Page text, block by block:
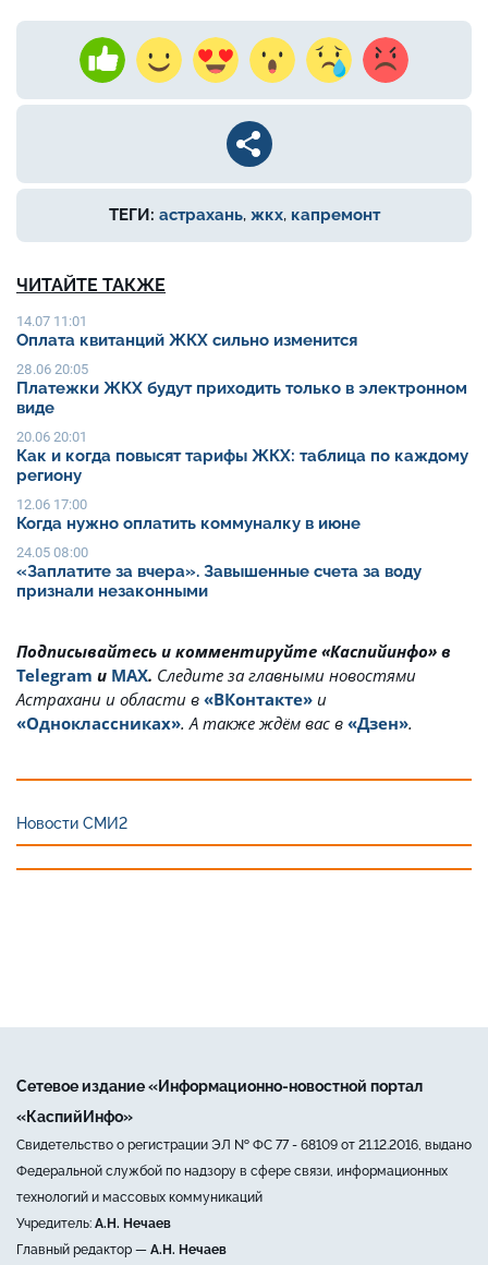
ТЕГИ: астрахань, жкх, капремонт
ЧИТАЙТЕ ТАКЖЕ
14.07 11:01
Оплата квитанций ЖКХ сильно изменится
28.06 20:05
Платежки ЖКХ будут приходить только в электронном
виде
20.06 20:01
Как и когда повысят тарифы ЖКХ: таблица по каждому
региону
12.06 17:00
Когда нужно оплатить коммуналку в июне
24.05 08:00
«Заплатите за вчера». Завышенные счета за воду
признали незаконными
Подписывайтесь и комментируйте «Каспийинфо» в
Telegram и MAX. Cледите за главными новостями
Астрахани и области в «ВКонтакте» и
«Одноклассниках». А также ждём вас в «Дзен».
Новости СМИ2
Сетевое издание «Информационно-новостной портал
«КаспийИнфо»
Свидетельство о регистрации ЭЛ № ФС 77 - 68109 от 21.12.2016, выдано
Федеральной службой по надзору в сфере связи, информационных
технологий и массовых коммуникаций
Учредитель: А.Н. Нечаев
Главный редактор — А.Н. Нечаев